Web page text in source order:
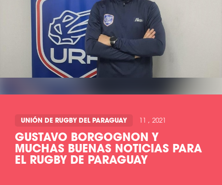
UNIÓN DE RUGBY DEL PARAGUAY 11 , 2021
GUSTAVO BORGOGNON Y
MUCHAS BUENAS NOTICIAS PARA
EL RUGBY DE PARAGUAY